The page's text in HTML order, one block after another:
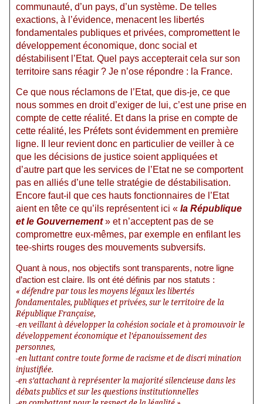
communauté, d’un pays, d’un système. De telles
exactions, à l’évidence, menacent les libertés
fondamentales publiques et privées, compromettent le
développement économique, donc social et
déstabilisent l’Etat. Quel pays accepterait cela sur son
territoire sans réagir ? Je n’ose répondre : la France.
Ce que nous réclamons de l’Etat, que dis-je, ce que
nous sommes en droit d’exiger de lui, c’est une prise en
compte de cette réalité. Et dans la prise en compte de
cette réalité, les Préfets sont évidemment en première
ligne. Il leur revient donc en particulier de veiller à ce
que les décisions de justice soient appliquées et
d’autre part que les services de l’Etat ne se comportent
pas en alliés d’une telle stratégie de déstabilisation.
Encore faut-il que ces hauts fonctionnaires de l’Etat
aient en tête ce qu’ils représentent ici « la République
et le Gouvernement» et n’acceptent pas de se
compromettre eux-mêmes, par exemple en enfilant les
tee-shirts rouges des mouvements subversifs.
Quant à nous, nos objectifs sont transparents, notre ligne
d’action est claire. Ils ont été définis par nos statuts :
«défendre par tous les moyens légaux les libertés
fondamentales, publiques et privées, sur le territoire de la
République Française,
-en veillant à développer la cohésion sociale et à promouvoir le
développement économique et l’épanouissement des
personnes,
-en luttant contre toute forme de racisme et de discri mination
injustifiée.
-en s’attachant à représenter la majorité silencieuse dans les
débats publics et sur les questions institutionnelles